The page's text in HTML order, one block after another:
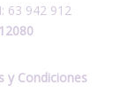
942 912
y Condiciones